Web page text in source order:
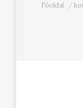
Főoldal